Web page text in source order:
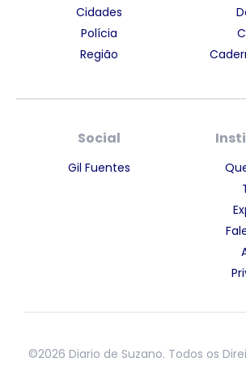
Cidades
Polícia
Região
Social
Gil Fuentes
©2026 Diario de Suzano. Todos os